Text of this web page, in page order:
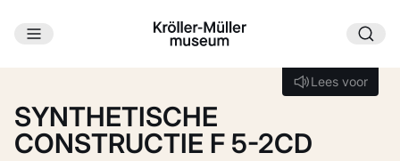
Ga naar hoofdinhoud
Lees voor
Lees voor
SYNTHETISCHE
CONSTRUCTIE F 5-2CD